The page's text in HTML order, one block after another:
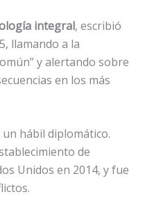
integral, escribió
llamando a la
y alertando sobre
en los más
hábil diplomático.
de
Unidos en 2014, y fue